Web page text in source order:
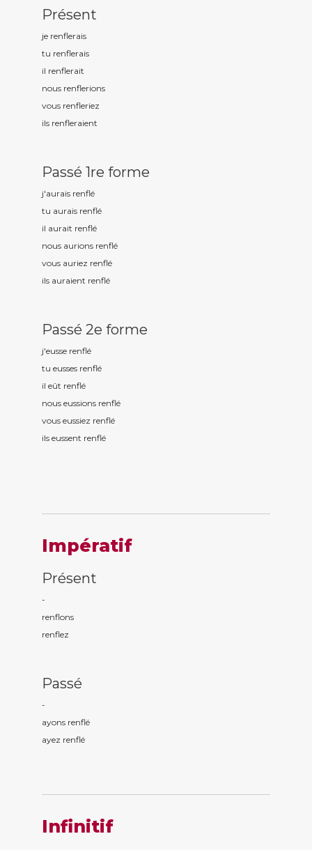
Présent
je renflerais
tu renflerais
il renflerait
nous renflerions
vous renfleriez
ils renfleraient
Passé 1re forme
j'aurais renflé
tu aurais renflé
il aurait renflé
nous aurions renflé
vous auriez renflé
ils auraient renflé
Passé 2e forme
j'eusse renflé
tu eusses renflé
il eût renflé
nous eussions renflé
vous eussiez renflé
ils eussent renflé
Impératif
Présent
-
renflons
renflez
Passé
-
ayons renflé
ayez renflé
Infinitif